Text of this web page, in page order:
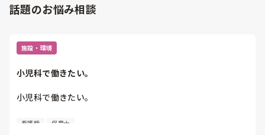
話題のお悩み相談
施設・環境
小児科で働きたい。
小児科で働きたい。
看護師 保育士